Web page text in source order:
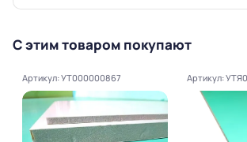
С этим товаром покупают
Артикул: УТ000000867 Артикул: